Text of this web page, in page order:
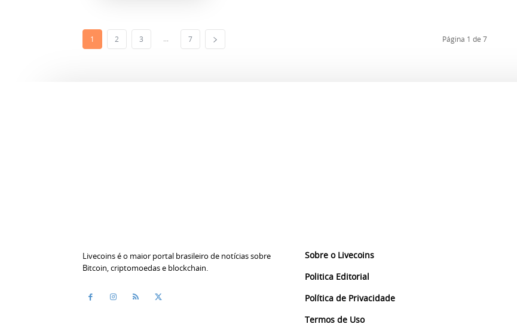
1 2 3 7 Página 1 de 7
Livecoins é o maior portal brasileiro de notícias sobre
Bitcoin, criptomoedas e blockchain.
Sobre o Livecoins
Politica Editorial
Política de Privacidade
Termos de Uso